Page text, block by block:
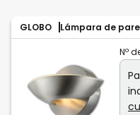
GLOBO Lámpara de
Nº